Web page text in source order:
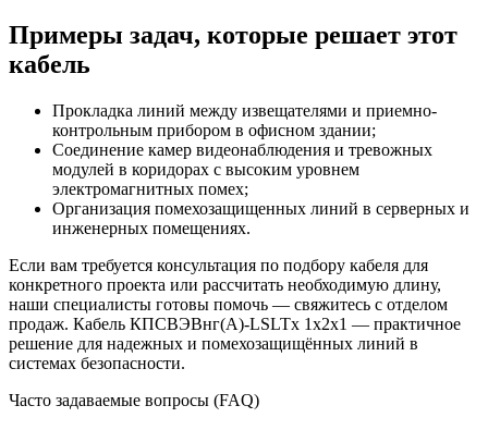
Примеры задач, которые решает этот
кабель
Прокладка линий между извещателями и приемно-
контрольным прибором в офисном здании;
Соединение камер видеонаблюдения и тревожных
модулей в коридорах с высоким уровнем
электромагнитных помех;
Организация помехозащищенных линий в серверных и
инженерных помещениях.
Если вам требуется консультация по подбору кабеля для
конкретного проекта или рассчитать необходимую длину,
наши специалисты готовы помочь — свяжитесь с отделом
продаж. Кабель КПСВЭВнг(A)-LSLTx 1x2x1 — практичное
решение для надежных и помехозащищённых линий в
системах безопасности.
Часто задаваемые вопросы (FAQ)